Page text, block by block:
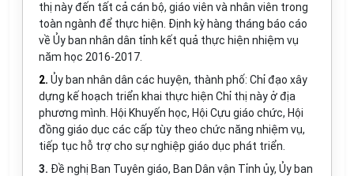
thị này đến tất cả cán bộ, giáo viên và nhân viên trong
toàn ngành để thực hiện. Định kỳ hàng tháng báo cáo
về Ủy ban nhân dân tỉnh kết quả thực hiện nhiệm vụ
năm học 2016-201 7
2. Ủy ban nhân dân các huyện, thành phố: Chỉ đạo xây
dựng kế hoạch triển khai thực hiện Chỉ thị này ở địa
phương mình. Hội Khuyến học, Hội Cựu giáo chức, Hội
đồng giáo dục các cấp tùy theo chức năng nhiệm vụ,
tiếp tục hỗ trợ cho sự nghiệp giáo dục phát triển.
3. Đề nghị Ban Tuyên giáo, Ban Dân vận Tỉnh ủy, Ủy ban